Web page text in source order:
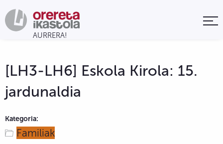
[LH3-LH6] Eskola Kirola: 15.
jardunaldia
Kategoria:
Familiak